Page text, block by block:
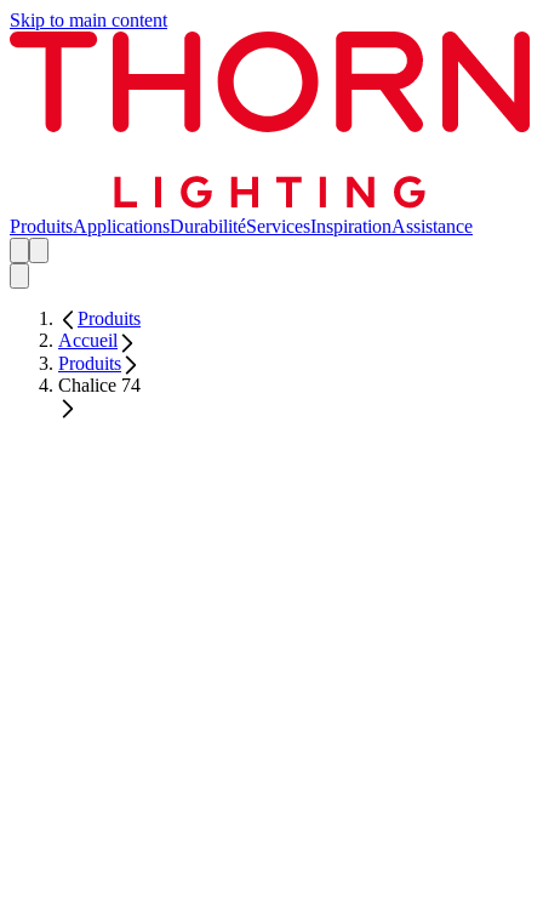
Skip to main content
ProduitsApplicationsDurabilitéServicesInspirationAssistance
Produits
Accueil
Produits
Chalice 74